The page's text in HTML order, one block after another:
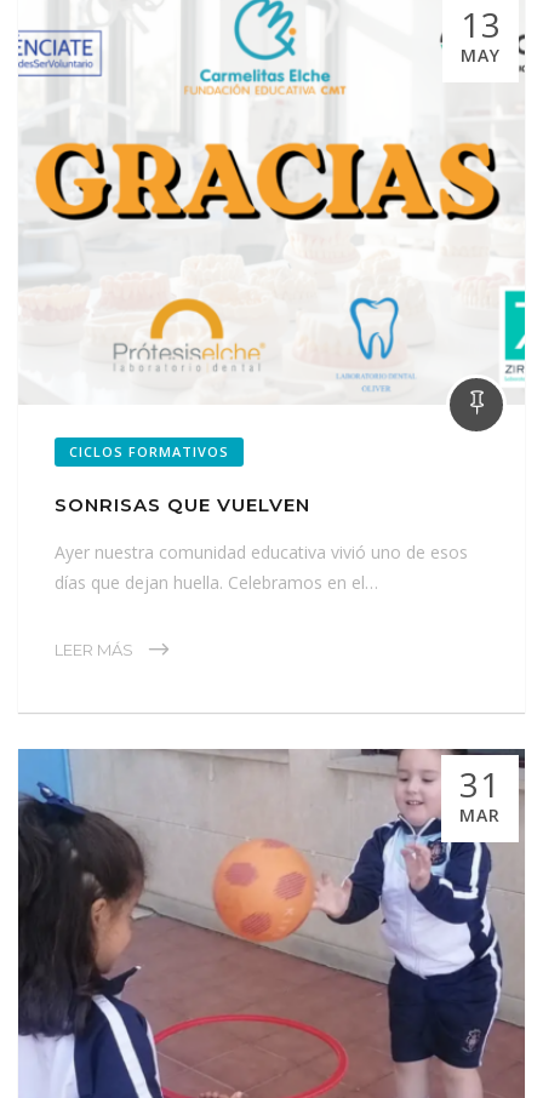
13
MAY
CICLOS FORMATIVOS
SONRISAS QUE VUELVEN
Ayer nuestra comunidad educativa vivió uno de esos
días que dejan huella. Celebramos en el…
LEER MÁS
31
MAR